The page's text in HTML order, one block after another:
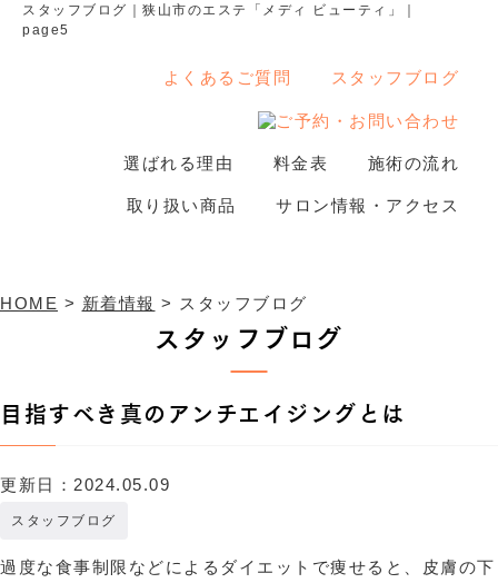
スタッフブログ｜狭山市のエステ「メディ ビューティ」｜
page5
よくあるご質問 スタッフブログ
選ばれる理由 料金表 施術の流れ
取り扱い商品 サロン情報・アクセス
新着情報
HOME > 新着情報 > スタッフブログ
スタッフブログ
目指すべき真のアンチエイジングとは
更新日：2024.05.09
スタッフブログ
過度な食事制限などによるダイエットで痩せると、皮膚の下